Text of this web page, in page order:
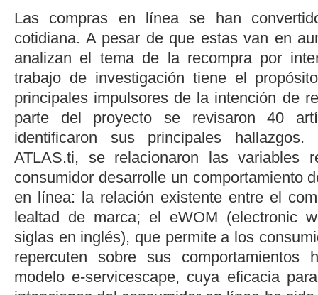
Las compras en línea se han
cotidiana. A pesar de que estas van en
analizan el tema de la recompra por
trabajo de investigación tiene el
principales impulsores de la intención de
parte del proyecto se revisaron 40
identificaron sus principales
ATLAS.ti, se relacionaron las variables
consumidor desarrolle un comportamiento
en línea: la relación existente entre el
lealtad de marca; el eWOM (electronic
siglas en inglés), que permite a los
repercuten sobre sus
modelo e-servicescape, cuya eficacia